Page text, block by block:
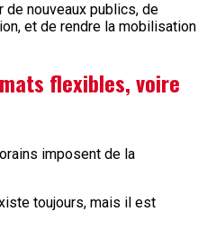
nouveaux publics, de
et de rendre la mobilisation
flexibles, voire
imposent de la
toujours, mais il est